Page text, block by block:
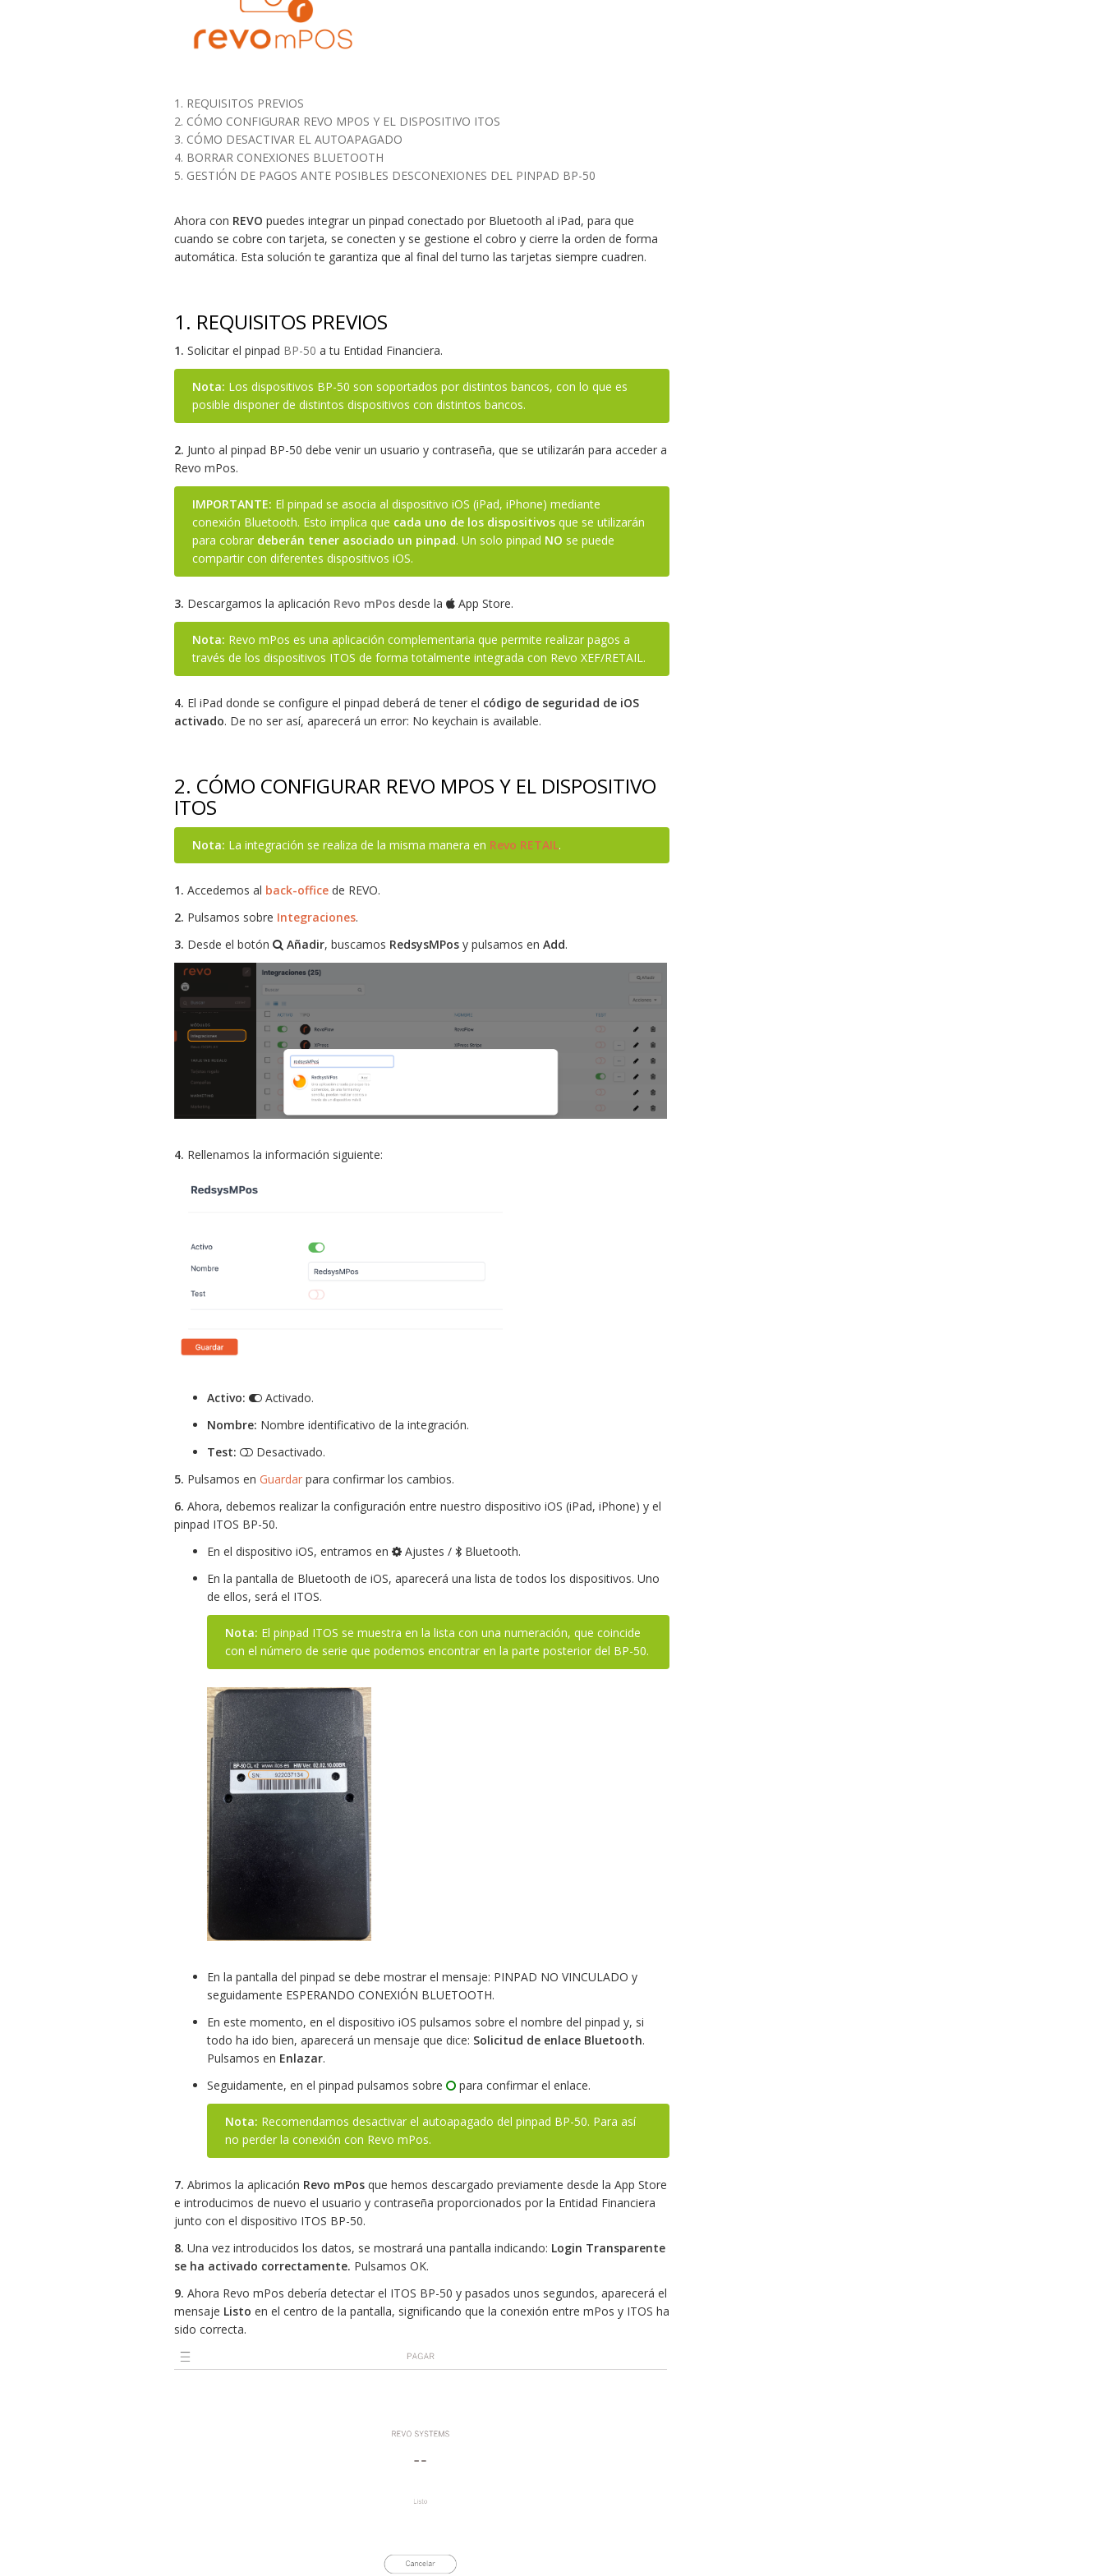
1. REQUISITOS PREVIOS
2. CÓMO CONFIGURAR REVO MPOS Y EL DISPOSITIVO ITOS
3. CÓMO DESACTIVAR EL AUTOAPAGADO
4. BORRAR CONEXIONES BLUETOOTH
5. GESTIÓN DE PAGOS ANTE POSIBLES DESCONEXIONES DEL PINPAD BP-50
Ahora con REVO puedes integrar un pinpad conectado por Bluetooth al iPad, para que
cuando se cobre con tarjeta, se conecten y se gestione el cobro y cierre la orden de forma
automática. Esta solución te garantiza que al final del turno las tarjetas siempre cuadren.
1. REQUISITOS PREVIOS
1. Solicitar el pinpad BP-50 a tu Entidad Financiera.
Nota: Los dispositivos BP-50 son soportados por distintos bancos, con lo que es
posible disponer de distintos dispositivos con distintos bancos.
2. Junto al pinpad BP-50 debe venir un usuario y contraseña, que se utilizarán para acceder a
Revo mPos.
IMPORTANTE: El pinpad se asocia al dispositivo iOS (iPad, iPhone) mediante
conexión Bluetooth. Esto implica que cada uno de los dispositivos que se utilizarán
para cobrar deberán tener asociado un pinpad. Un solo pinpad NO se puede
compartir con diferentes dispositivos iOS.
3. Descargamos la aplicación Revo mPos desde la App Store.
Nota: Revo mPos es una aplicación complementaria que permite realizar pagos a
través de los dispositivos ITOS de forma totalmente integrada con Revo XEF/RETAIL.
4. El iPad donde se configure el pinpad deberá de tener el código de seguridad de iOS
activado. De no ser así, aparecerá un error: No keychain is available.
2. CÓMO CONFIGURAR REVO MPOS Y EL DISPOSITIVO
ITOS
Nota: La integración se realiza de la misma manera en Revo RETAIL.
1. Accedemos al back-office de REVO.
2. Pulsamos sobre Integraciones.
3. Desde el botón Añadir, buscamos RedsysMPos y pulsamos en Add.
4. Rellenamos la información siguiente:
Activo:
Activado.
Nombre: Nombre identificativo de la integración.
Test:
Desactivado.
5. Pulsamos en Guardar para confirmar los cambios.
6. Ahora, debemos realizar la configuración entre nuestro dispositivo iOS (iPad, iPhone) y el
pinpad ITOS BP-50.
En el dispositivo iOS, entramos en
Ajustes /
Bluetooth.
En la pantalla de Bluetooth de iOS, aparecerá una lista de todos los dispositivos. Uno
de ellos, será el ITOS.
Nota: El pinpad ITOS se muestra en la lista con una numeración, que coincide
con el número de serie que podemos encontrar en la parte posterior del BP-50.
En la pantalla del pinpad se debe mostrar el mensaje: PINPAD NO VINCULADO y
seguidamente ESPERANDO CONEXIÓN BLUETOOTH.
En este momento, en el dispositivo iOS pulsamos sobre el nombre del pinpad y, si
todo ha ido bien, aparecerá un mensaje que dice: Solicitud de enlace Bluetooth.
Pulsamos en Enlazar.
Seguidamente, en el pinpad pulsamos sobre
para confirmar el enlace.
Nota: Recomendamos desactivar el autoapagado del pinpad BP-50. Para así
no perder la conexión con Revo mPos.
7. Abrimos la aplicación Revo mPos que hemos descargado previamente desde la App Store
e introducimos de nuevo el usuario y contraseña proporcionados por la Entidad Financiera
junto con el dispositivo ITOS BP-50.
8. Una vez introducidos los datos, se mostrará una pantalla indicando: Login Transparente
se ha activado correctamente. Pulsamos OK.
9. Ahora Revo mPos debería detectar el ITOS BP-50 y pasados unos segundos, aparecerá el
mensaje Listo en el centro de la pantalla, significando que la conexión entre mPos y ITOS ha
sido correcta.